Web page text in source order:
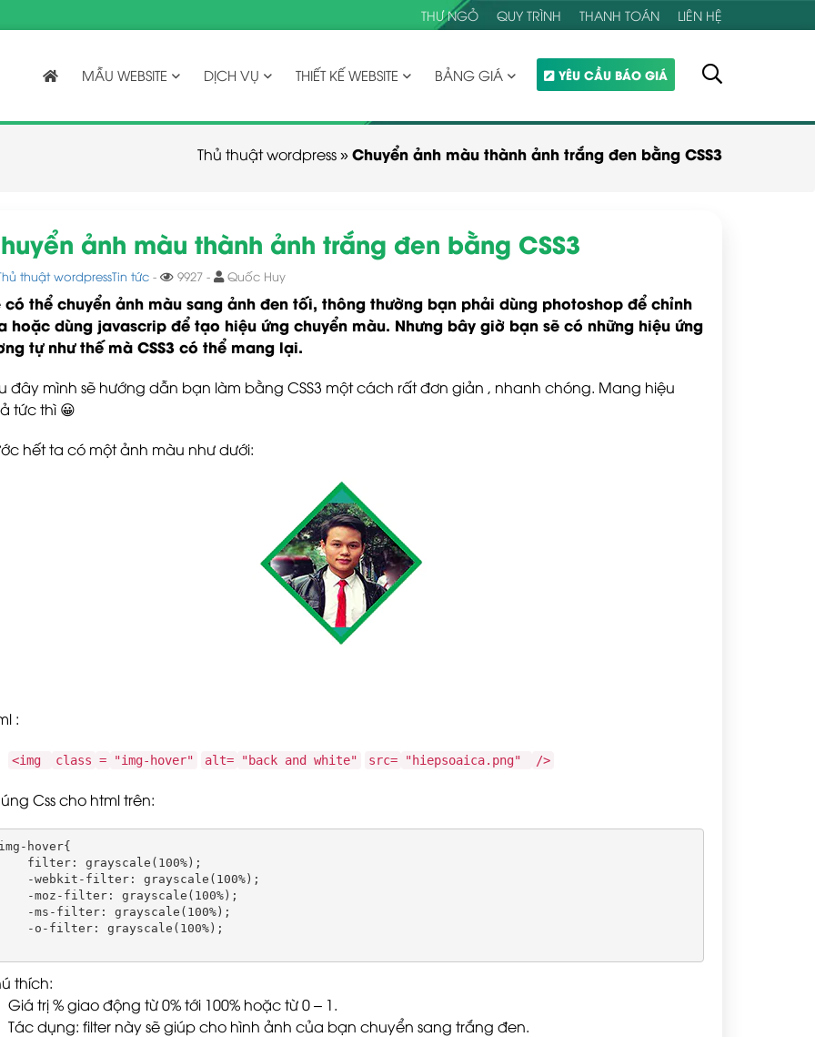
THƯ NGỎ QUY TRÌNH THANH TOÁN LIÊN HỆ
MẪU WEBSITE DỊCH VỤ THIẾT KẾ WEBSITE BẢNG GIÁ YÊU CẦU BÁO GIÁ
Thủ thuật wordpress»Chuyển ảnh màu thành ảnh trắng đen bằng CSS3
ảnh màu thành ảnh trắng đen bằng CSS3
thuật wordpressTin tức - 9927 - Quốc Huy
có thể chuyển ảnh màu sang ảnh đen tối, thông thường bạn phải dùng photoshop để chỉnh
hoặc dùng javascrip để tạo hiệu ứng chuyển màu. Nhưng bây giờ bạn sẽ có những hiệu ứng
tự như thế mà CSS3 có thể mang lại.
đây mình sẽ hướng dẫn bạn làm bằng CSS3 một cách rất đơn giản , nhanh chóng. Mang hiệu
tức thì 😀
hết ta có một ảnh màu như dưới:
:
<img class = "img-hover" alt= "back and white" src= "hiepsoaica.png" />
Css cho html trên:
hover{
filter: grayscale(100%);
-webkit-filter: grayscale(100%);
-moz-filter: grayscale(100%);
-ms-filter: grayscale(100%);
-o-filter: grayscale(100%);
thích:
Giá trị % giao động từ 0% tới 100% hoặc từ 0 – 1.
Tác dụng: filter này sẽ giúp cho hình ảnh của bạn chuyển sang trắng đen.